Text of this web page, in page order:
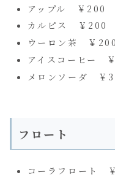
アップル ￥200
カルピス ￥200
ウーロン茶 ￥200
アイスコーヒー
メロンソーダ ￥
フロート
コーラフロート